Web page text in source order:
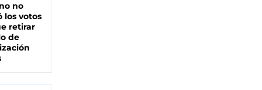
no
los votos
retirar
de